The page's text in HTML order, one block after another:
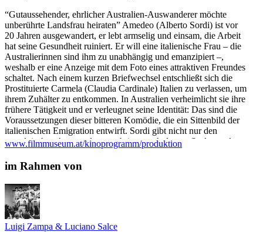
“Gutaussehender, ehrlicher Australien-Auswanderer möchte
unberührte Landsfrau heiraten” Amedeo (Alberto Sordi) ist vor
20 Jahren ausgewandert, er lebt armselig und einsam, die Arbeit
hat seine Gesundheit ruiniert. Er will eine italienische Frau – die
Australierinnen sind ihm zu unabhängig und emanzipiert –,
weshalb er eine Anzeige mit dem Foto eines attraktiven Freundes
schaltet. Nach einem kurzen Briefwechsel entschließt sich die
Prostituierte Carmela (Claudia Cardinale) Italien zu verlassen, um
ihrem Zuhälter zu entkommen. In Australien verheimlicht sie ihre
frühere Tätigkeit und er verleugnet seine Identität: Das sind die
Voraussetzungen dieser bitteren Komödie, die ein Sittenbild der
italienischen Emigration entwirft. Sordi gibt nicht nur den
nostalgischen Auswanderer, er bringt auch dessen Seelenqualen
zum Ausdruck, und Cardinale leuchtet hintergründig zwischen
echten Einwander*innen auf. Zampas abgründige Posse vermisst
die Fallhöhe zwischen Erwartung und Realität, Neorealismus
trifft auf Burleske. (T.W.)
...Mehr lesen
www.filmmuseum.at/kinoprogramm/produktion
im Rahmen von
Luigi Zampa & Luciano Salce